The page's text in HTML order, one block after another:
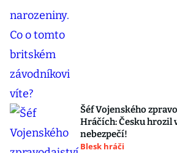
Šéf Vojenského
Hráčích: Česku hrozil
nebezpečí!
Blesk hráči